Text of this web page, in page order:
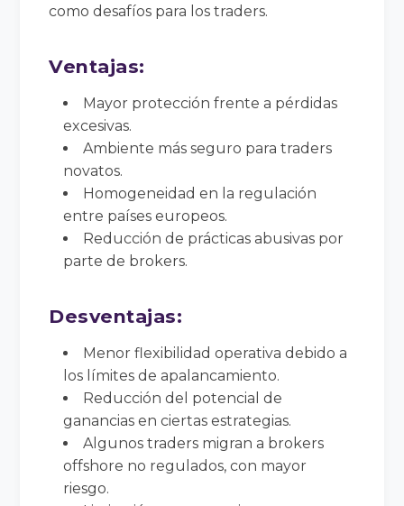
como desafíos para los traders.
Ventajas:
Mayor protección frente a pérdidas
excesivas.
Ambiente más seguro para traders
novatos.
Homogeneidad en la regulación
entre países europeos.
Reducción de prácticas abusivas por
parte de brokers.
Desventajas:
Menor flexibilidad operativa debido a
los límites de apalancamiento.
Reducción del potencial de
ganancias en ciertas estrategias.
Algunos traders migran a brokers
offshore no regulados, con mayor
riesgo.